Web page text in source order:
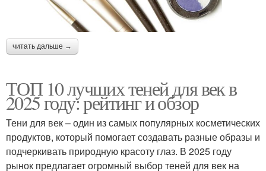
читать дальше →
ТОП 10 лучших теней для век в
2025 году: рейтинг и обзор
Тени для век – один из самых популярных косметических
продуктов, который помогает создавать разные образы и
подчеркивать природную красоту глаз. В 2025 году
рынок предлагает огромный выбор теней для век на